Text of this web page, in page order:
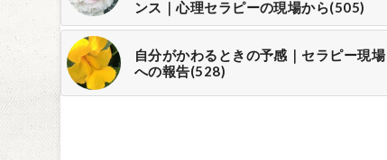
ンス｜心理セラピーの現場から(505)
自分がかわるときの予感｜セラピー現場
への報告(528)